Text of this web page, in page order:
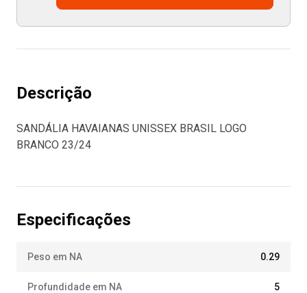
Descrição
SANDÁLIA HAVAIANAS UNISSEX BRASIL LOGO
BRANCO 23/24
Especificações
Peso em NA 0.29
Profundidade em NA 5